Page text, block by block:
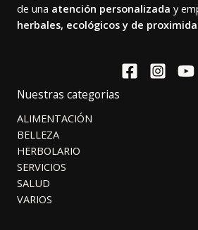
de una atención personalizada y
herbales, ecológicos y de
Nuestras categorias
ALIMENTACIÓN
BELLEZA
HERBOLARIO
SERVICIOS
SALUD
VARIOS